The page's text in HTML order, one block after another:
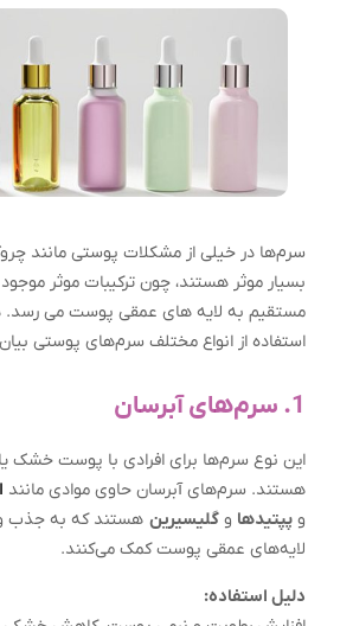
سرم‌ها در خیلی از مشکلات پوستی مانند
بسیار موثر هستند، چون ترکیبات موثر موجود
مستقیم به لایه های عمقی پوست می رسد.
استفاده از انواع مختلف سرم‌های پوستی
1. سرم‌های آبرسان
این نوع سرم‌ها برای افرادی با پوست خشک
هستند. سرم‌های آبرسان حاوی موادی مانند
و پپتیدها و گلیسیرین هستند که به جذب
لایه‌های عمقی پوست کمک می‌کنند.
دلیل استفاده: